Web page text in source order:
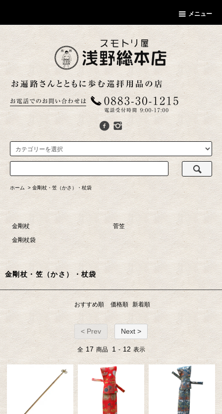
メニュー
ホーム >金剛杖・笠（かさ）・杖袋
金剛杖
菅笠
金剛杖袋
金剛杖・笠（かさ）・杖袋
おすすめ順 価格順 新着順
< Prev Next >
全 17 商品 1 - 12 表示